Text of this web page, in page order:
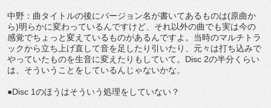
中野：曲タイトルの後にバージョン名が書いてあるものは(原曲か
ら)明らかに変わっているんですけど、それ以外の曲でも実は今の
感覚でちょっと変えているものがあるんですよ。当時のマルチトラ
ックから立ち上げ直して音を足したり引いたり、元々は打ち込みで
やっていたものを生音に変えたりもしていて。Disc 2の半分くらい
は、そういうことをしているんじゃないかな。
●Disc 1のほうはそういう処理をしていない？